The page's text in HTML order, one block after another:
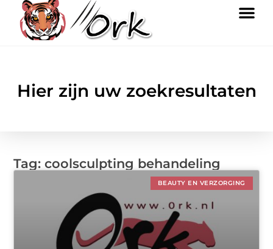
Hier zijn uw zoekresultaten
Tag: coolsculpting behandeling
BEAUTY EN VERZORGING